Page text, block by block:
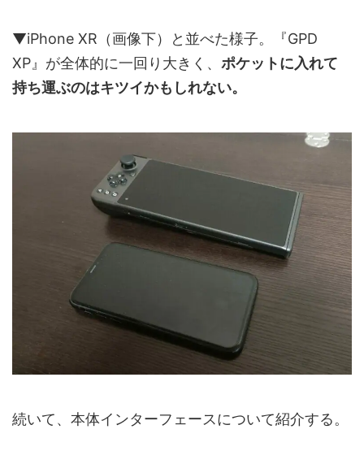
▼iPhone XR（画像下）と並べた様子。『GPD
XP』が全体的に一回り大きく、 ポケットに入れて
持ち運ぶのはキツイかもしれない。
続いて、本体インターフェースについて紹介する。